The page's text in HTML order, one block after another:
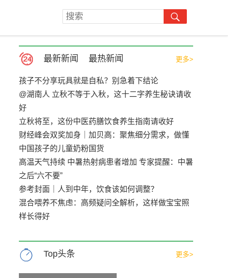
最新新闻 最热新闻 更多>
孩子不分享玩具就是自私？别急着下结论
@湖南人 立秋不等于入秋，这十二字养生秘诀请收
好
立秋将至，这份中医药膳饮食养生指南请收好
财经峰会双奖加身｜加贝高：聚焦细分需求，做懂
中国孩子的儿童奶粉国货
高温天气持续 中暑热射病患者增加 专家提醒：中暑
之后“六不要”
参考封面｜人到中年，饮食该如何调整？
混合喂养不焦虑：高频疑问全解析，这样做宝宝照
样长得好
Top头条 更多>